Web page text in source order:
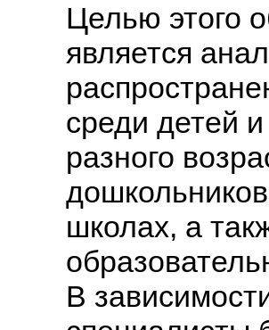
Целью этого
является
среди детей
разного
школах, а
В